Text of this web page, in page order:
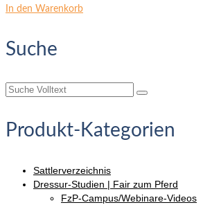
In den Warenkorb
Suche
Suche
Produkt-Kategorien
Sattlerverzeichnis
Dressur-Studien | Fair zum Pferd
FzP-Campus/Webinare-Videos